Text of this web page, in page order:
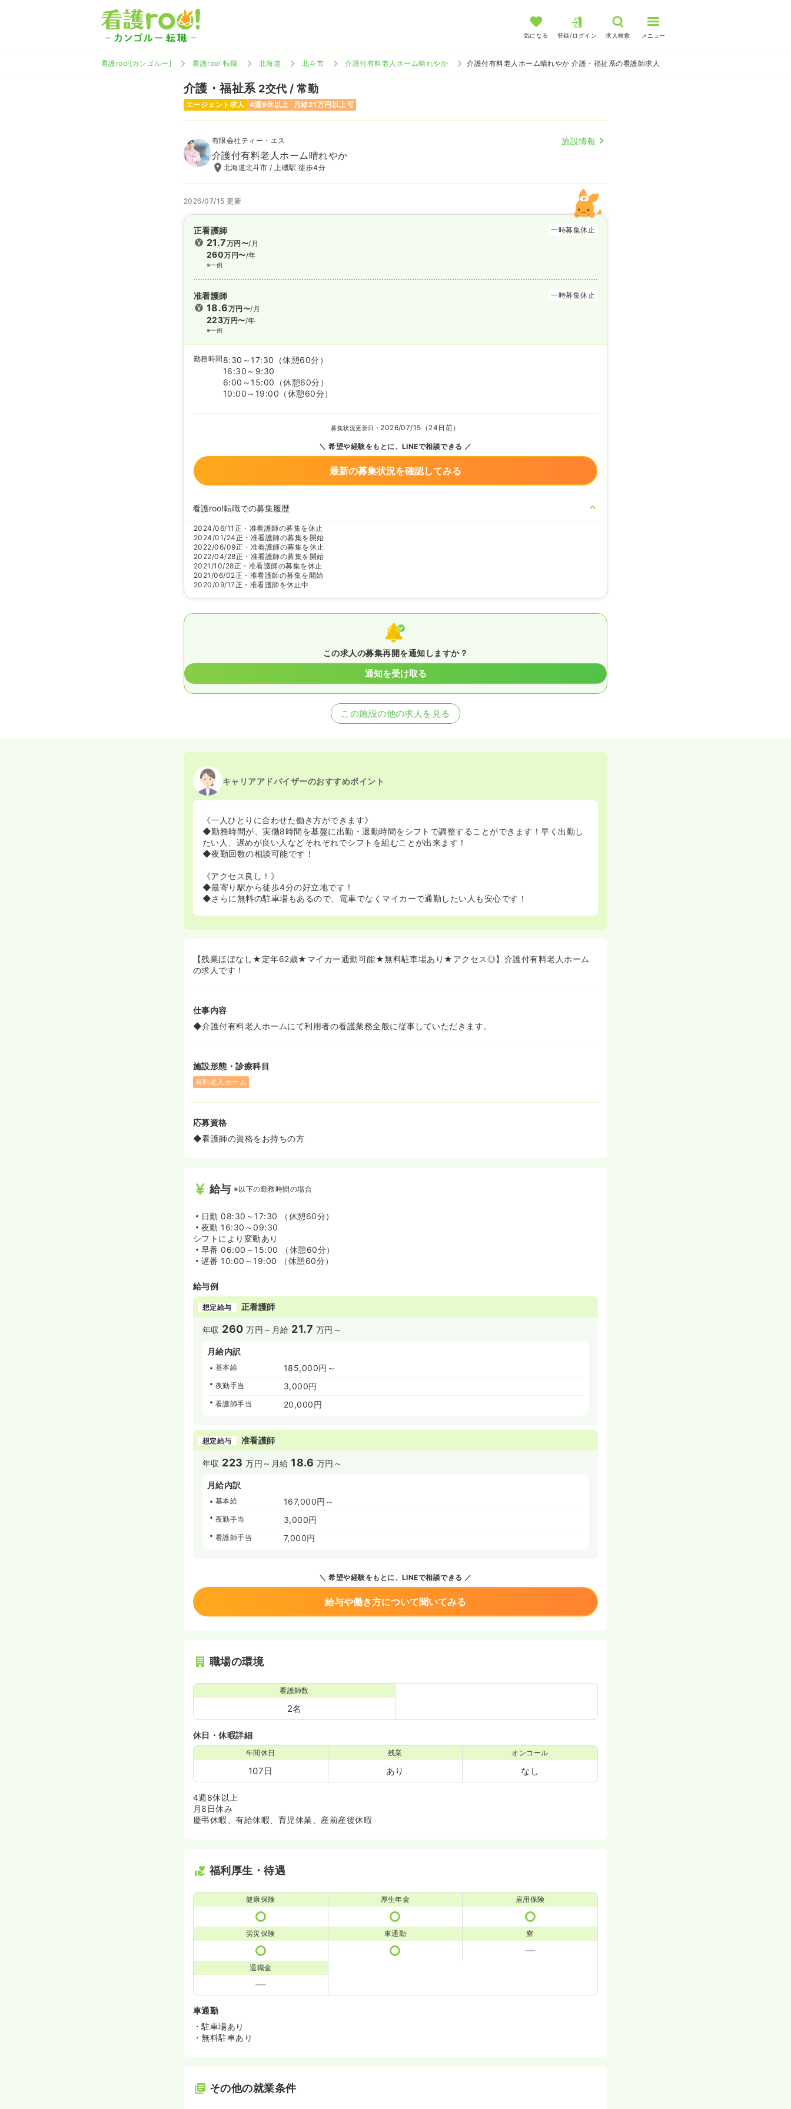
気になる 登録/ログイン 求人検索 メニュー
看護roo![カンゴルー] 看護roo! 転職 北海道 北斗市 介護付有料老人ホーム晴れやか 介護付有料老人ホーム晴れやか 介護・福祉系の看護師求人
介護・福祉系 2交代 / 常勤
エージェント求人 4週8休以上 月給21万円以上可
有限会社ティー・エス 施設情報
介護付有料老人ホーム晴れやか
北海道北斗市 / 上磯駅 徒歩4分
2026/07/15 更新
正看護師 一時募集休止
21.7万円〜/月
260万円〜/年
※一例
准看護師 一時募集休止
18.6万円〜/月
223万円〜/年
※一例
勤務時間 8:30～17:30
（休憩60分）
16:30～9:30
6:00～15:00
（休憩60分）
10:00～19:00 （休憩60分）
募集状況更新日： 2026/07/15（24日前）
希望や経験をもとに、LINEで相談できる
最新の募集状況を確認してみる
看護roo!転職での募集履歴
2024/06/11 正・准看護師の募集を休止
2024/01/24正・准看護師の募集を開始
2022/06/09正・准看護師の募集を休止
2022/04/28正・准看護師の募集を開始
2021/10/28正・准看護師の募集を休止
2021/06/02正・准看護師の募集を開始
2020/09/17正・准看護師を休止中
この求人の募集再開を通知しますか？
通知を受け取る
この施設の他の求人を見る
キャリアアドバイザーのおすすめポイント
《一人ひとりに合わせた働き方ができます》
◆勤務時間が、実働8時間を基盤に出勤・退勤時間をシフトで調整することができます！早く出勤し
たい人、遅めが良い人などそれぞれでシフトを組むことが出来ます！
◆夜勤回数の相談可能です！
《アクセス良し！》
◆最寄り駅から徒歩4分の好立地です！
◆さらに無料の駐車場もあるので、電車でなくマイカーで通勤したい人も安心です！
【残業ほぼなし★定年62歳★マイカー通勤可能★無料駐車場あり★アクセス◎】介護付有料老人ホーム
の求人です！
仕事内容
◆介護付有料老人ホームにて利用者の看護業務全般に従事していただきます。
施設形態・診療科目
有料老人ホーム
応募資格
◆看護師の資格をお持ちの方
給与 ※以下の勤務時間の場合
日勤 08:30～17:30 （休憩60分）
夜勤 16:30～09:30
シフトにより変動あり
早番 06:00～15:00 （休憩60分）
遅番 10:00～19:00 （休憩60分）
給与例
想定給与 正看護師
年収 260 万円～ 月給 21.7 万円～
月給内訳
基本給 185,000円～
夜勤手当 3,000円
看護師手当 20,000円
想定給与 准看護師
年収 223 万円～ 月給 18.6 万円～
月給内訳
基本給 167,000円～
夜勤手当 3,000円
看護師手当 7,000円
希望や経験をもとに、LINEで相談できる
給与や働き方について聞いてみる
職場の環境
看護師数
2名
休日・休暇詳細
年間休日
107日
残業
あり
オンコール
なし
4週8休以上
月8日休み
慶弔休暇、有給休暇、育児休業、産前産後休暇
福利厚生・待遇
健康保険 厚生年金 雇用保険
労災保険 車通勤 寮
退職金
車通勤
・駐車場あり
・無料駐車あり
その他の就業条件